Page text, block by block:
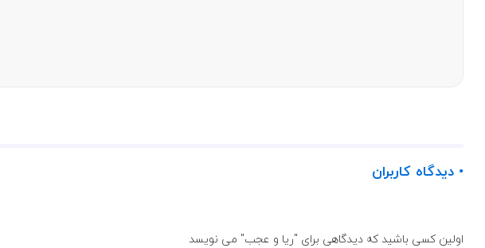
• دیدگاه کاربران
اولین کسی باشید که دیدگاهی برای "ریا و عجب" می نویسد